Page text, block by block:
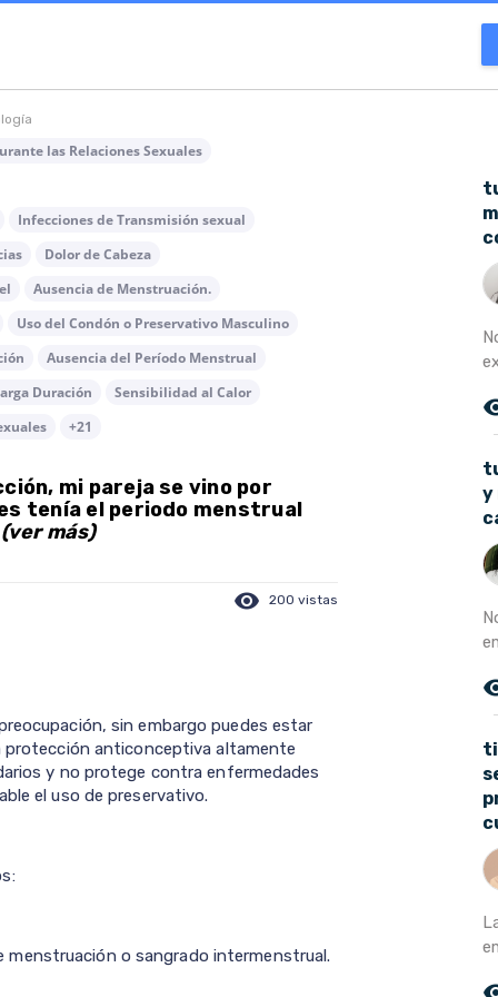
las Relaciones Sexuales
Infecciones de Transmisión sexual
Dolor de Cabeza
Ausencia de Menstruación.
Uso del Condón o Preservativo Masculino
Ausencia del Período Menstrual
Duración
Sensibilidad al Calor
+21
mi pareja se vino por
tenía el periodo menstrual
(ver más)
visibility 200 vistas
sin embargo puedes estar
protección anticonceptiva altamente
y no protege contra enfermedades
el uso de preservativo.
menstruación o sangrado intermenstrual.
y